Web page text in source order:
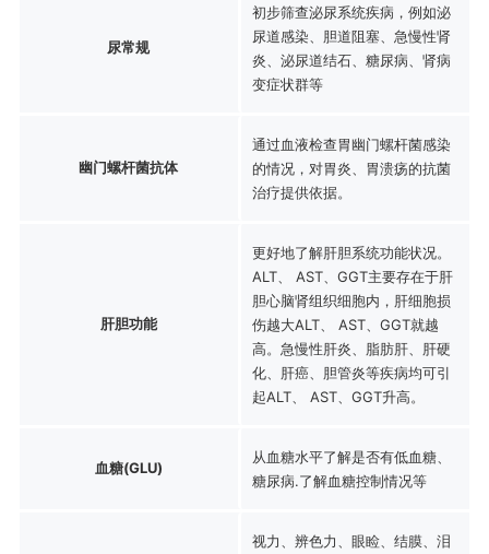
尿常规
初步筛查泌尿系统疾病，例如泌
尿道感染、胆道阻塞、急慢性肾
炎、泌尿道结石、糖尿病、肾病
变症状群等
幽门螺杆菌抗体
通过血液检查胃幽门螺杆菌感染
的情况，对胃炎、胃溃疡的抗菌
治疗提供依据。
肝胆功能
更好地了解肝胆系统功能状况。
ALT、 AST、GGT主要存在于肝
胆心脑肾组织细胞内，肝细胞损
伤越大ALT、 AST、GGT就越
高。急慢性肝炎、脂肪肝、肝硬
化、肝癌、胆管炎等疾病均可引
起ALT、 AST、GGT升高。
血糖(GLU)
从血糖水平了解是否有低血糖、
糖尿病.了解血糖控制情况等
视力、辨色力、眼睑、结膜、泪